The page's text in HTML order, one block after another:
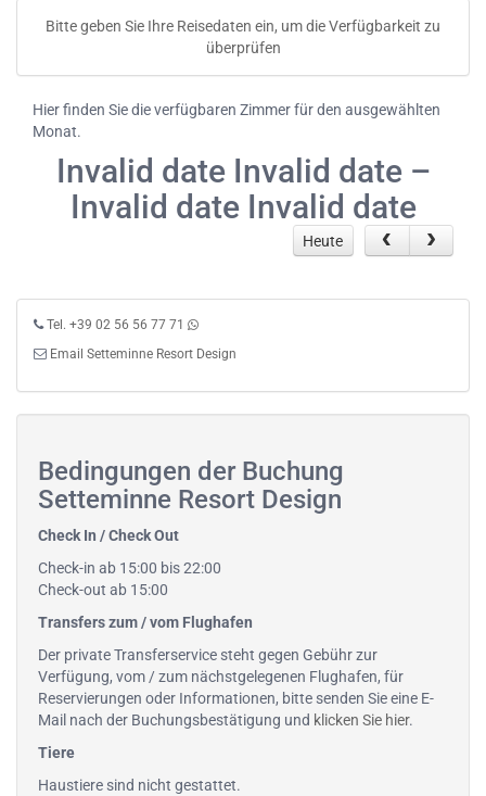
Bitte geben Sie Ihre Reisedaten ein, um die Verfügbarkeit zu
überprüfen
Hier finden Sie die verfügbaren Zimmer für den ausgewählten
Monat.
Invalid date Invalid date –
Invalid date Invalid date
Heute
Tel. +39 02 56 56 77 71
Email Setteminne Resort Design
Bedingungen der Buchung
Setteminne Resort Design
Check In / Check Out
Check-in ab 15:00 bis 22:00
Check-out ab 15:00
Transfers zum / vom Flughafen
Der private Transferservice steht gegen Gebühr zur
Verfügung, vom / zum nächstgelegenen Flughafen, für
Reservierungen oder Informationen, bitte senden Sie eine E-
Mail nach der Buchungsbestätigung und klicken Sie hier.
Tiere
Haustiere sind nicht gestattet.